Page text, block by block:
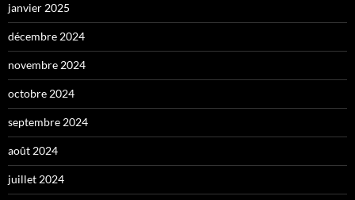
janvier 2025
décembre 2024
novembre 2024
octobre 2024
septembre 2024
août 2024
juillet 2024